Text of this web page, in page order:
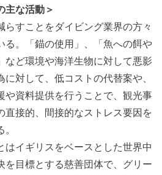
主な活動＞
すことをダイビング業界の方々
る。「錨の使用」、「魚への餌や
など環境や海洋生物に対して悪影
対して、低コストの代替案や、
や資料提供を行うことで、観光事
直接的、間接的なストレス要因を
イギリスをベースとした世界中
を目標とする慈善団体で、グリー